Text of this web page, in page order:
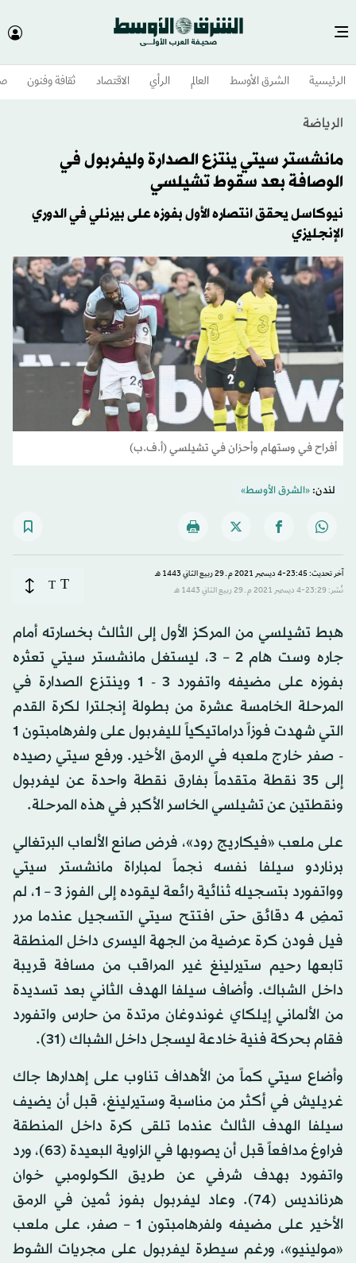
الرئيسية الشرق الأوسط​ العالم الرأي الاقتصاد ثقافة وفنون
الرياضة
مانشستر سيتي ينتزع الصدارة وليفربول في
الوصافة بعد سقوط تشيلسي
نيوكاسل يحقق انتصاره الأول بفوزه على بيرنلي في الدوري
الإنجليزي
أفراح في وستهام وأحزان في تشيلسي (أ.ف.ب)
لندن:«الشرق الأوسط»
آخر تحديث: 23:45-4 ديسمبر 2021 م ـ 29 ربيع الثاني 1443 هـ
نُشر: 23:29-4 ديسمبر 2021 م ـ 29 ربيع الثاني 1443 هـ
T
T
هبط تشيلسي من المركز الأول إلى الثالث بخسارته أمام
جاره وست هام 2 – 3، ليستغل مانشستر سيتي تعثره
بفوزه على مضيفه واتفورد 3 - 1 وينتزع الصدارة في
المرحلة الخامسة عشرة من بطولة إنجلترا لكرة القدم
التي شهدت فوزاً دراماتيكياً لليفربول على ولفرهامبتون 1
- صفر خارج ملعبه في الرمق الأخير. ورفع سيتي رصيده
إلى 35 نقطة متقدماً بفارق نقطة واحدة عن ليفربول
ونقطتين عن تشيلسي الخاسر الأكبر في هذه المرحلة.
على ملعب «فيكاريج رود»، فرض صانع الألعاب البرتغالي
برناردو سيلفا نفسه نجماً لمباراة مانشستر سيتي
وواتفورد بتسجيله ثنائية رائعة ليقوده إلى الفوز 3 – 1، لم
تمضِ 4 دقائق حتى افتتح سيتي التسجيل عندما مرر
فيل فودن كرة عرضية من الجهة اليسرى داخل المنطقة
تابعها رحيم ستيرلينغ غير المراقب من مسافة قريبة
داخل الشباك. وأضاف سيلفا الهدف الثاني بعد تسديدة
من الألماني إيلكاي غوندوغان مرتدة من حارس واتفورد
فقام بحركة فنية خادعة ليسجل داخل الشباك (31).
وأضاع سيتي كماً من الأهداف تناوب على إهدارها جاك
غريليش في أكثر من مناسبة وستيرلينغ، قبل أن يضيف
سيلفا الهدف الثالث عندما تلقى كرة داخل المنطقة
فراوغ مدافعاً قبل أن يصوبها في الزاوية البعيدة (63)، ورد
واتفورد بهدف شرفي عن طريق الكولومبي خوان
هرنانديس (74). وعاد ليفربول بفوز ثمين في الرمق
الأخير على مضيفه ولفرهامبتون 1 – صفر، على ملعب
«مولينيو»، ورغم سيطرة ليفربول على مجريات الشوط